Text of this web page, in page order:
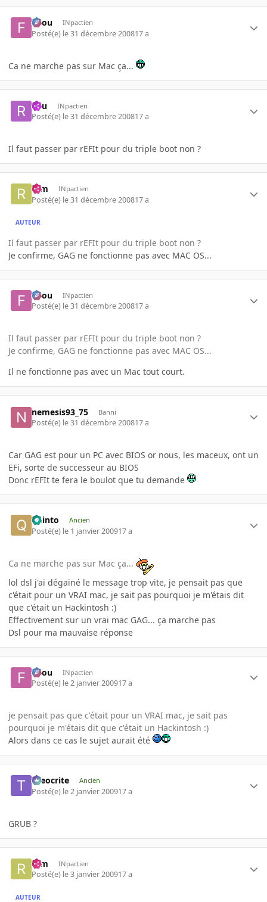
falou INpactien
Posté(e) le 31 décembre 200817 a
Ca ne marche pas sur Mac ça...
Ryu INpactien
Posté(e) le 31 décembre 200817 a
Il faut passer par rEFIt pour du triple boot non ?
rem INpactien
Posté(e) le 31 décembre 200817 a
AUTEUR
Il faut passer par rEFIt pour du triple boot non ?
Je confirme, GAG ne fonctionne pas avec MAC OS...
falou INpactien
Posté(e) le 31 décembre 200817 a
Il faut passer par rEFIt pour du triple boot non ?
Je confirme, GAG ne fonctionne pas avec MAC OS...
Il ne fonctionne pas avec un Mac tout court.
nemesis93_75 Banni
Posté(e) le 31 décembre 200817 a
Car GAG est pour un PC avec BIOS or nous, les maceux, ont un
EFi, sorte de successeur au BIOS
Donc rEFIt te fera le boulot que tu demande
quinto Ancien
Posté(e) le 1 janvier 200917 a
Ca ne marche pas sur Mac ça...
lol dsl j'ai dégainé le message trop vite, je pensait pas que
c'était pour un VRAI mac, je sait pas pourquoi je m'étais dit
que c'était un Hackintosh :)
Effectivement sur un vrai mac GAG... ça marche pas
Dsl pour ma mauvaise réponse
falou INpactien
Posté(e) le 2 janvier 200917 a
je pensait pas que c'était pour un VRAI mac, je sait pas
pourquoi je m'étais dit que c'était un Hackintosh :)
Alors dans ce cas le sujet aurait été
theocrite Ancien
Posté(e) le 2 janvier 200917 a
GRUB ?
rem INpactien
Posté(e) le 3 janvier 200917 a
AUTEUR